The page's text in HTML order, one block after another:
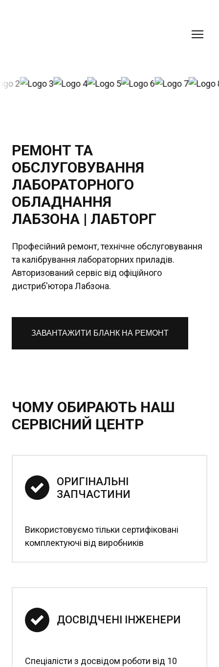
РЕМОНТ ТА
ОБСЛУГОВУВАННЯ
ЛАБОРАТОРНОГО
ОБЛАДНАННЯ
ЛАБЗОНА | ЛАБТОРГ
Професійний ремонт, технічне обслуговування
та калібрування лабораторних приладів.
Авторизований сервіс від офіційного
дистриб'ютора Лабзона.
ЗАВАНТАЖИТИ БЛАНК НА РЕМОНТ
ЧОМУ ОБИРАЮТЬ НАШ
СЕРВІСНИЙ ЦЕНТР
ОРИГІНАЛЬНІ
ЗАПЧАСТИНИ
Використовуємо тільки сертифіковані
комплектуючі від виробників
ДОСВІДЧЕНІ ІНЖЕНЕРИ
Спеціалісти з досвідом роботи від 10